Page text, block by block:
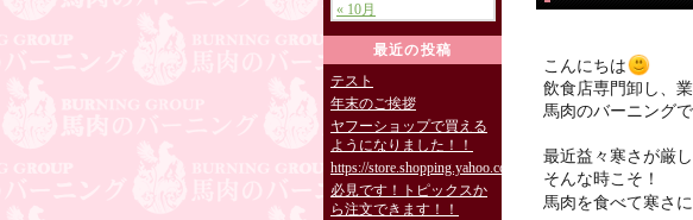
« 10月
最近の投稿
テスト
年末のご挨拶
ヤフーショップで買える
ようになりました！！
https://store.shopping.yahoo.co.jp/burning829/
必見です！トピックスか
ら注文できます！！
こんにちは
飲食店専門卸し、
馬肉のバーニングで
最近益々寒さが厳
そんな時こそ！
馬肉を食べて寒さ